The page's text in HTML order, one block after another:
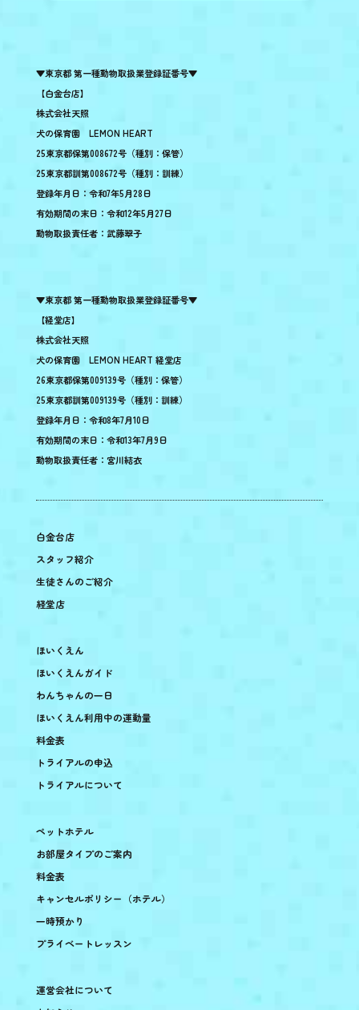
▼東京都 第一種動物取扱業登録証番号▼
【白金台店】
株式会社天照
犬の保育園 LEMON HEART
25東京都保第008672号（種別：保管）
25東京都訓第008672号（種別：訓練）
登録年月日：令和7年5月28日
有効期間の末日：令和12年5月27日
動物取扱責任者：武藤翠子
▼東京都 第一種動物取扱業登録証番号▼
【経堂店】
株式会社天照
犬の保育園 LEMON HEART 経堂店
26東京都保第009139号（種別：保管）
25東京都訓第009139号（種別：訓練）
登録年月日：令和8年7月10日
有効期間の末日：令和13年7月9日
動物取扱責任者：宮川結衣
白金台店
スタッフ紹介
生徒さんのご紹介
経堂店
ほいくえん
ほいくえんガイド
わんちゃんの一日
ほいくえん利用中の運動量
料金表
トライアルの申込
トライアルについて
ペットホテル
お部屋タイプのご案内
料金表
キャンセルポリシー（ホテル）
一時預かり
プライベートレッスン
運営会社について